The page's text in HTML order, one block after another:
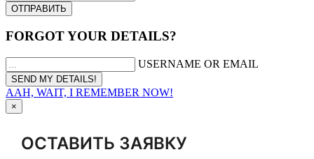
FORGOT YOUR DETAILS?
USERNAME OR EMAIL
AAH, WAIT, I REMEMBER NOW!
×
ОСТАВИТЬ ЗАЯВКУ